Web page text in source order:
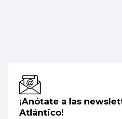
¡Anótate a las
Atlántico!